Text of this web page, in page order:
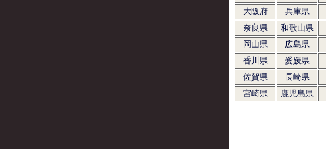
大阪府
兵庫県
奈良県
和歌山県
岡山県
広島県
香川県
愛媛県
佐賀県
長崎県
宮崎県
鹿児島県